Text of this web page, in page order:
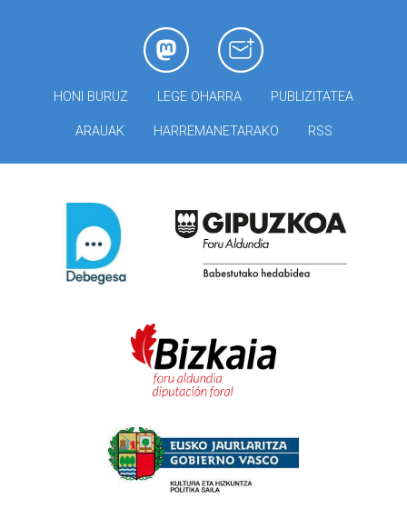
HONI BURUZ LEGE OHARRA PUBLIZITATEA
ARAUAK HARREMANETARAKO RSS